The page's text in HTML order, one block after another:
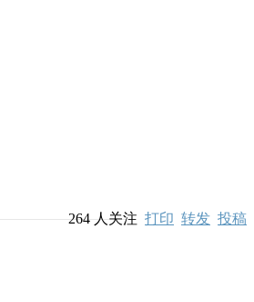
264人关注 打印 转发 投稿